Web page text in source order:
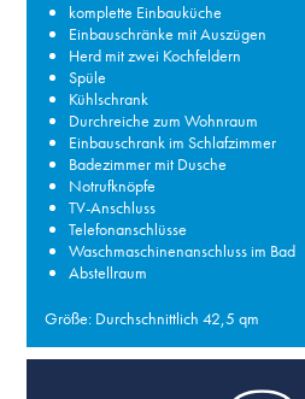
komplette Einbauküche
Einbauschränke mit Auszügen
Herd mit zwei Kochfeldern
Spüle
Kühlschrank
Durchreiche zum Wohnraum
Einbauschrank im Schlafzimmer
Badezimmer mit Dusche
Notrufknöpfe
TV-Anschluss
Telefonanschlüsse
Waschmaschinenanschluss im Bad
Abstellraum
Größe: Durchschnittlich 42,5 qm